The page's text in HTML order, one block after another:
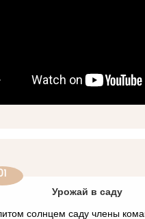
Урожай в саду
солнцем саду члены